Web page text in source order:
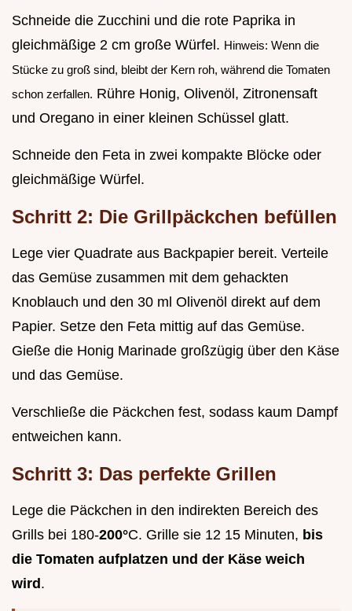
Schneide die Zucchini und die rote Paprika in
gleichmäßige 2 cm große Würfel. Hinweis: Wenn die
Stücke zu groß sind, bleibt der Kern roh, während die Tomaten
schon zerfallen. Rühre Honig, Olivenöl, Zitronensaft
und Oregano in einer kleinen Schüssel glatt.
Schneide den Feta in zwei kompakte Blöcke oder
gleichmäßige Würfel.
Schritt 2: Die Grillpäckchen befüllen
Lege vier Quadrate aus Backpapier bereit. Verteile
das Gemüse zusammen mit dem gehackten
Knoblauch und den 30 ml Olivenöl direkt auf dem
Papier. Setze den Feta mittig auf das Gemüse.
Gieße die Honig Marinade großzügig über den Käse
und das Gemüse.
Verschließe die Päckchen fest, sodass kaum Dampf
entweichen kann.
Schritt 3: Das perfekte Grillen
Lege die Päckchen in den indirekten Bereich des
Grills bei 180-200°C. Grille sie 12 15 Minuten, bis
die Tomaten aufplatzen und der Käse weich
wird.